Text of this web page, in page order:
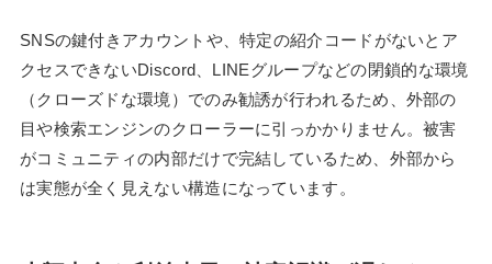
SNSの鍵付きアカウントや、特定の紹介コードがないとア
クセスできないDiscord、LINEグループなどの閉鎖的な環境
（クローズドな環境）でのみ勧誘が行われるため、外部の
目や検索エンジンのクローラーに引っかかりません。被害
がコミュニティの内部だけで完結しているため、外部から
は実態が全く見えない構造になっています。